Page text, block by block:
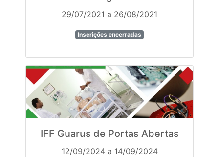
29/07/2021 a 26/08/2021
Inscrições encerradas
IFF Guarus de Portas Abertas
12/09/2024 a 14/09/2024